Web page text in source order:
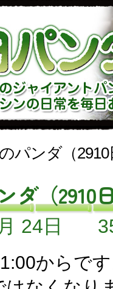
パンダ（2910
ダ（2910
24日
からで